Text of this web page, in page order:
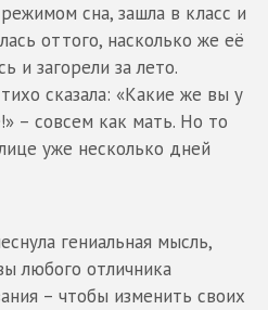
сна, зашла в класс и
оттого, насколько же её
и загорели за лето.
сказала: «Какие же вы у
– совсем как мать. Но то
уже несколько дней
гениальная мысль,
любого отличника
– чтобы изменить своих